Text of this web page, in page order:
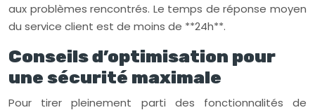
aux problèmes rencontrés. Le temps de réponse moyen
du service client est de moins de **24h**.
Conseils d’optimisation pour
une sécurité maximale
Pour tirer pleinement parti des fonctionnalités de